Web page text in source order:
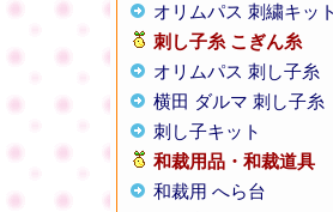
オリムパス 刺繍キット
刺し子糸 こぎん糸
オリムパス 刺し子糸
横田 ダルマ 刺し子糸
刺し子キット
和裁用品・和裁道具
和裁用 へら台